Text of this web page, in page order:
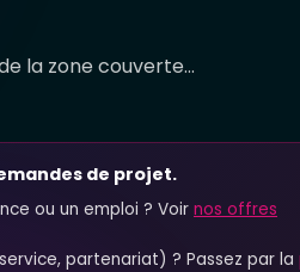
la zone couverte...
de projet.
ou un emploi ? Voir nos offres
partenariat) ? Passez par la